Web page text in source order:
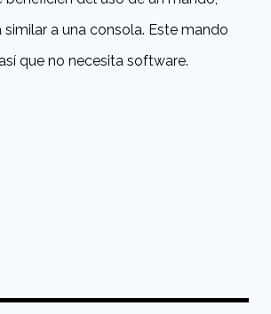
a una consola. Este mando
que no necesita software.